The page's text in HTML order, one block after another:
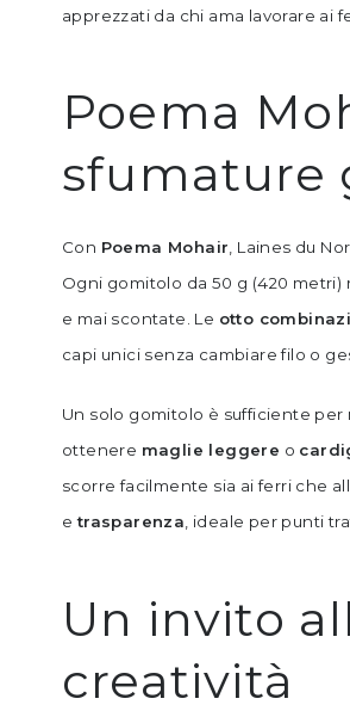
apprezzati da chi ama lavorare ai
Poema
sfumature
Con Poema Mohair, Laines du
Ogni gomitolo da 50 g (420 metri)
e mai scontate. Le otto
capi unici senza cambiare filo o
Un solo gomitolo è sufficiente per
ottenere maglie leggere o
scorre facilmente sia ai ferri che
etrasparenza, ideale per punti
Un invito
creatività